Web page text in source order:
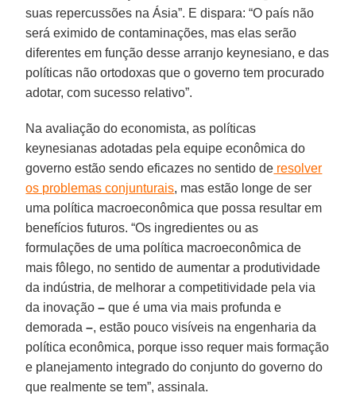
suas repercussões na Ásia”. E dispara: “O país não
será eximido de contaminações, mas elas serão
diferentes em função desse arranjo keynesiano, e das
políticas não ortodoxas que o governo tem procurado
adotar, com sucesso relativo”.
Na avaliação do economista, as políticas
keynesianas adotadas pela equipe econômica do
governo estão sendo eficazes no sentido de resolver
os problemas conjunturais, mas estão longe de ser
uma política macroeconômica que possa resultar em
benefícios futuros. “Os ingredientes ou as
formulações de uma política macroeconômica de
mais fôlego, no sentido de aumentar a produtividade
da indústria, de melhorar a competitividade pela via
da inovação – que é uma via mais profunda e
demorada–, estão pouco visíveis na engenharia da
política econômica, porque isso requer mais formação
e planejamento integrado do conjunto do governo do
que realmente se tem”, assinala.